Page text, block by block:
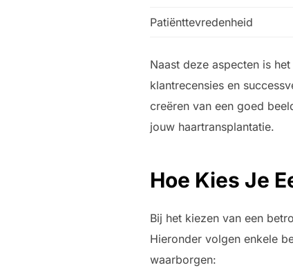
Patiënttevredenheid
Naast deze aspecten is
klantrecensies en
creëren van een goed
jouw haartransplantatie.
Hoe Kies Je
Bij het kiezen van een
Hieronder volgen enkele
waarborgen: